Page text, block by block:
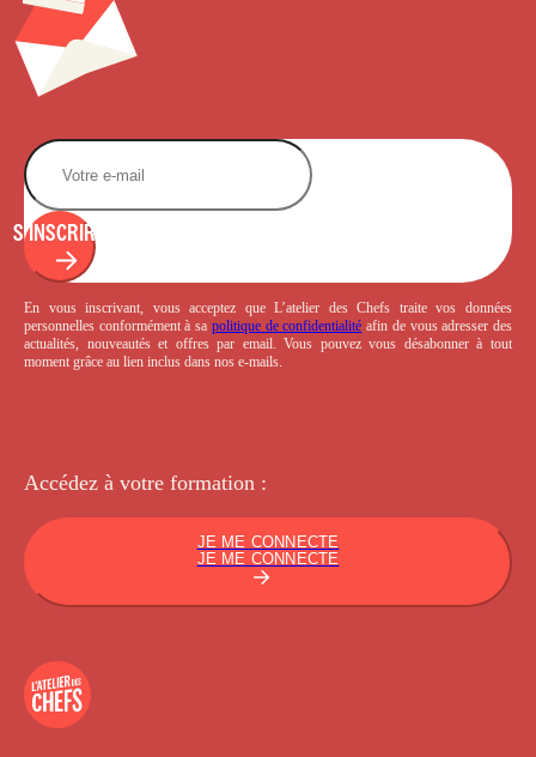
S'INSCRIRE
En vous inscrivant, vous acceptez que L’atelier des Chefs traite vos données
personnelles conformément à sa politique de confidentialité afin de vous adresser des
actualités, nouveautés et offres par email. Vous pouvez vous désabonner à tout
moment grâce au lien inclus dans nos e-mails.
Accédez à votre formation :
JE ME CONNECTE
JE ME CONNECTE